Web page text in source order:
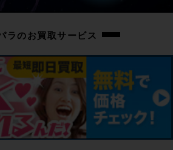
ラのお買取サービス